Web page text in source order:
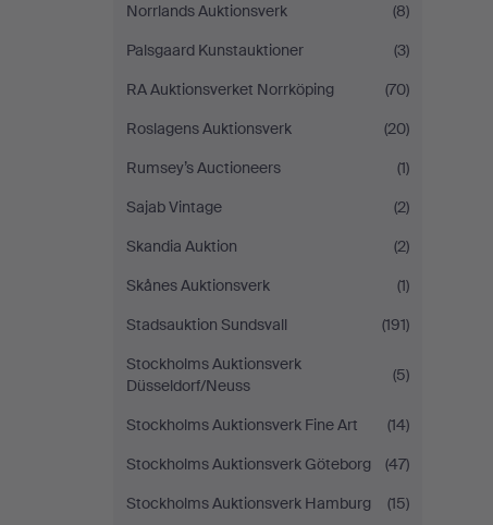
Norrlands Auktionsverk
(8)
Palsgaard Kunstauktioner
(3)
RA Auktionsverket Norrköping
(70)
Roslagens Auktionsverk
(20)
Rumsey’s Auctioneers
(1)
Sajab Vintage
(2)
Skandia Auktion
(2)
Skånes Auktionsverk
(1)
Stadsauktion Sundsvall
(191)
Stockholms Auktionsverk
Düsseldorf/Neuss
(5)
Stockholms Auktionsverk Fine Art
(14)
Stockholms Auktionsverk Göteborg
(47)
Stockholms Auktionsverk Hamburg
(15)